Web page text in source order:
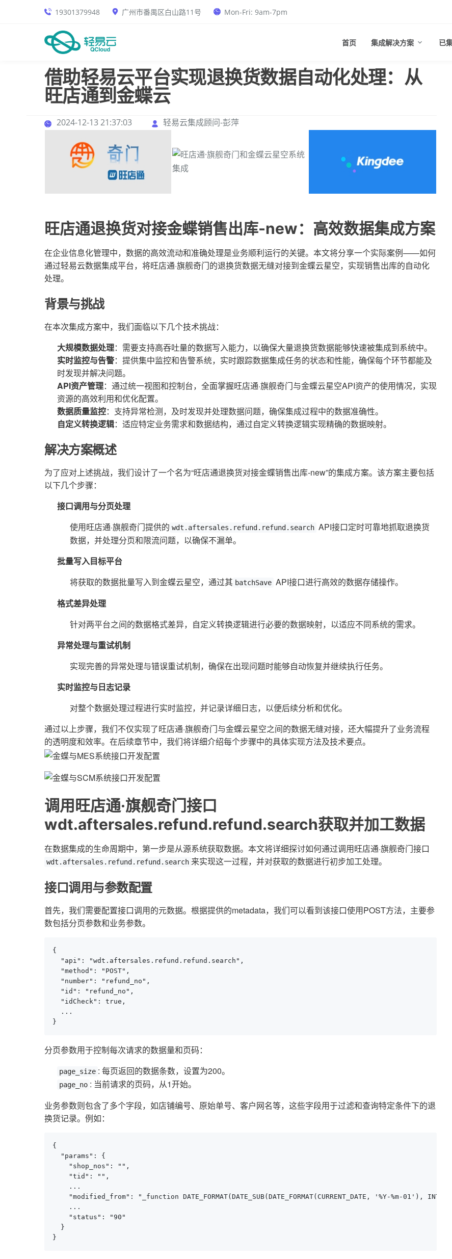
19301379948 广州市番禺区白山路11号 Mon-Fri: 9am-7pm
首页 集成解决方案 已
借助轻易云平台实现退换货数据自动化处理：从
旺店通到金蝶云
2024-12-13 21:37:03 轻易云集成顾问-彭萍
旺店通退换货对接金蝶销售出库-new：高效数据集成方案
在企业信息化管理中，数据的高效流动和准确处理是业务顺利运行的关键。本文将分享一个实际案例——如何
通过轻易云数据集成平台，将旺店通·旗舰奇门的退换货数据无缝对接到金蝶云星空，实现销售出库的自动化
处理。
背景与挑战
在本次集成方案中，我们面临以下几个技术挑战：
大规模数据处理：需要支持高吞吐量的数据写入能力，以确保大量退换货数据能够快速被集成到系统中。
实时监控与告警：提供集中监控和告警系统，实时跟踪数据集成任务的状态和性能，确保每个环节都能及
时发现并解决问题。
API资产管理：通过统一视图和控制台，全面掌握旺店通·旗舰奇门与金蝶云星空API资产的使用情况，实现
资源的高效利用和优化配置。
数据质量监控：支持异常检测，及时发现并处理数据问题，确保集成过程中的数据准确性。
自定义转换逻辑：适应特定业务需求和数据结构，通过自定义转换逻辑实现精确的数据映射。
解决方案概述
为了应对上述挑战，我们设计了一个名为“旺店通退换货对接金蝶销售出库-new”的集成方案。该方案主要包括
以下几个步骤：
接口调用与分页处理
使用旺店通·旗舰奇门提供的 wdt.aftersales.refund.refund.search API接口定时可靠地抓取退换货
数据，并处理分页和限流问题，以确保不漏单。
批量写入目标平台
将获取的数据批量写入到金蝶云星空，通过其 batchSave API接口进行高效的数据存储操作。
格式差异处理
针对两平台之间的数据格式差异，自定义转换逻辑进行必要的数据映射，以适应不同系统的需求。
异常处理与重试机制
实现完善的异常处理与错误重试机制，确保在出现问题时能够自动恢复并继续执行任务。
实时监控与日志记录
对整个数据处理过程进行实时监控，并记录详细日志，以便后续分析和优化。
通过以上步骤，我们不仅实现了旺店通·旗舰奇门与金蝶云星空之间的数据无缝对接，还大幅提升了业务流程
的透明度和效率。在后续章节中，我们将详细介绍每个步骤中的具体实现方法及技术要点。
调用旺店通·旗舰奇门接口
wdt.aftersales.refund.refund.search获取并加工数据
在数据集成的生命周期中，第一步是从源系统获取数据。本文将详细探讨如何通过调用旺店通·旗舰奇门接口
wdt.aftersales.refund.refund.search 来实现这一过程，并对获取的数据进行初步加工处理。
接口调用与参数配置
首先，我们需要配置接口调用的元数据。根据提供的metadata，我们可以看到该接口使用POST方法，主要参
数包括分页参数和业务参数。
{
  "api": "wdt.aftersales.refund.refund.search",
  "method": "POST",
  "number": "refund_no",
  "id": "refund_no",
  "idCheck": true,
  ...
}
分页参数用于控制每次请求的数据量和页码：
page_size : 每页返回的数据条数，设置为200。
page_no : 当前请求的页码，从1开始。
业务参数则包含了多个字段，如店铺编号、原始单号、客户网名等，这些字段用于过滤和查询特定条件下的退
换货记录。例如：
{
  "params": {
    "shop_nos": "",
    "tid": "",
    ...
"modified_from": "_function DATE_FORMAT(DATE_SUB(DATE_FORMAT(CURRENT_DATE, '%Y-%m-01'),
    ...
    "status": "90"
  }
}